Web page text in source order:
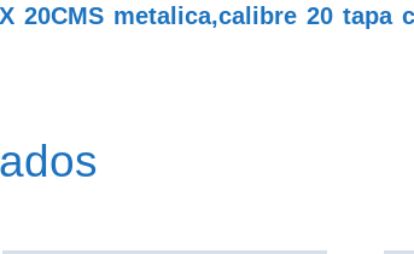
20CMS metalica,calibre 20